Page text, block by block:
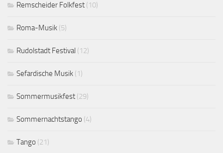
Remscheider Folkfest (10)
Roma-Musik (5)
Rudolstadt Festival (12)
Sefardische Musik (1)
Sommermusikfest (29)
Sommernachtstango (4)
Tango (21)